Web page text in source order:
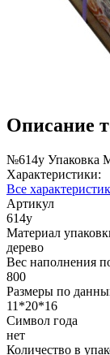
Описание
№614у Упаковка
Характеристики:
Все
Артикул
614у
Материал
дерево
Вес наполнения
800
Размеры по
11*20*16
Символ года
нет
Количество в